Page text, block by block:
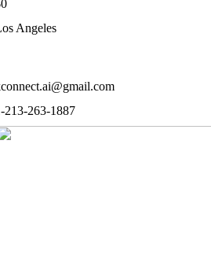
Angeles
213-263-1887